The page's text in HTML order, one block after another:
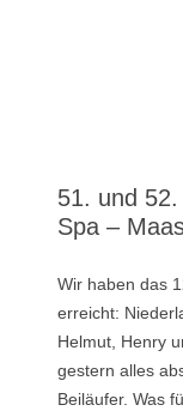
51. und
Spa –
Wir haben das
erreicht:
Helmut, Henry
gestern alles
Beiläufer. Was